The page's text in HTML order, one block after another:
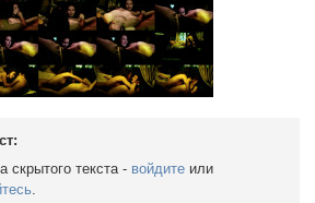
скрытого текста - войдите или